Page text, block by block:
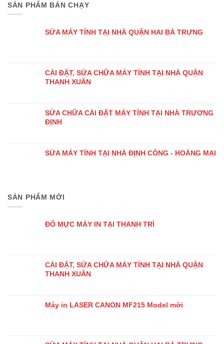
SẢN PHẨM BÁN CHẠY
SỬA MÁY TÍNH TẠI NHÀ QUẬN HAI BÀ TRƯNG
CÀI ĐẶT, SỬA CHỮA MÁY TÍNH TẠI NHÀ QUẬN
THANH XUÂN
SỬA CHỮA CÀI ĐẶT MÁY TÍNH TẠI NHÀ TRƯƠNG
ĐỊNH
SỬA MÁY TÍNH TẠI NHÀ ĐỊNH CÔNG - HOÀNG MAI
SẢN PHẨM MỚI
ĐỔ MỰC MÁY IN TẠI THANH TRÌ
CÀI ĐẶT, SỬA CHỮA MÁY TÍNH TẠI NHÀ QUẬN
THANH XUÂN
Máy in LASER CANON MF215 Model mới